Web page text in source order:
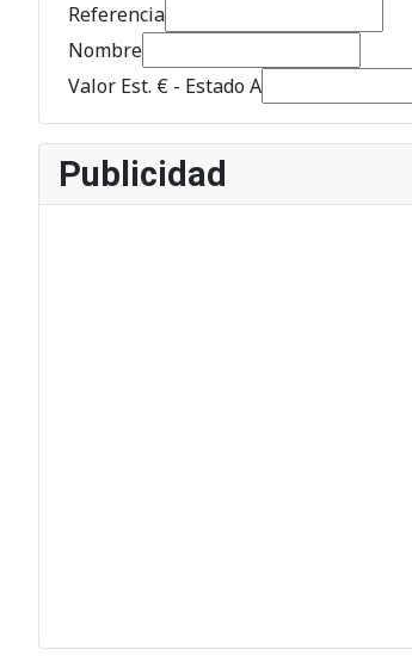
Referencia
Nombre
Valor Est. € - Estado A
Publicidad